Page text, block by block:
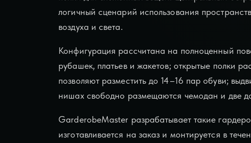
логичный сценарий использования
воздуха и света.
Конфигурация рассчитана на полноценный
рубашек, платьев и жакетов; открытые полки
позволяют разместить до 14–16 пар обуви;
нишах свободно размещаются чемодан и две
GarderobeMaster разрабатывает такие
изготавливается на заказ и монтируется в